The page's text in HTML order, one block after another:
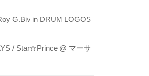
G.Biv in DRUM LOGOS
/ Star☆Prince @ マーサ